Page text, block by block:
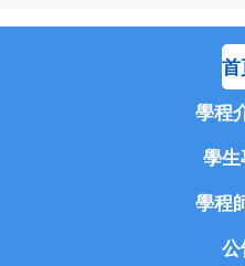
學程
學
學程